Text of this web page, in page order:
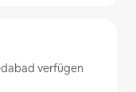
verfügen